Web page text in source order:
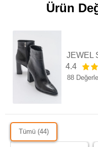
Ürün
JEWEL
4.4
88
Tümü (44)